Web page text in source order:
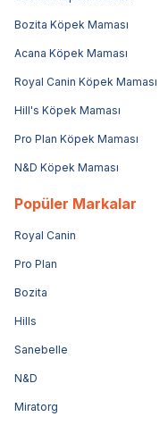
Bozita Köpek Maması
Acana Köpek Maması
Royal Canin Köpek Maması
Hill's Köpek Maması
Pro Plan Köpek Maması
N&D Köpek Maması
Popüler Markalar
Royal Canin
Pro Plan
Bozita
Hills
Sanebelle
N&D
Miratorg